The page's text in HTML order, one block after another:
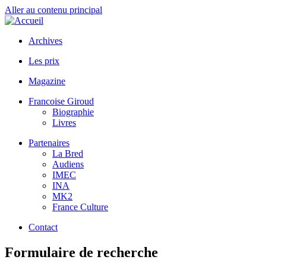
Aller au contenu principal
Archives
Les prix
Magazine
Francoise Giroud
Biographie
Livres
Partenaires
La Bred
Audiens
IMEC
INA
MK2
France Culture
Contact
Formulaire de recherche